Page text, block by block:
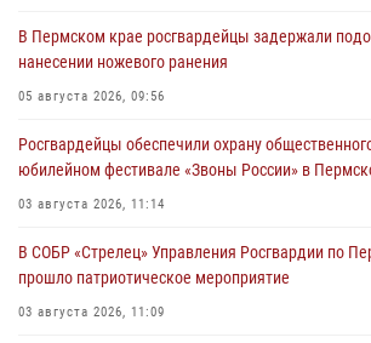
В Пермском крае росгвардейцы задержали
нанесении ножевого ранения
05 августа 2026, 09:56
Росгвардейцы обеспечили охрану
юбилейном фестивале «Звоны России» в
03 августа 2026, 11:14
В СОБР «Стрелец» Управления Росгвардии по
прошло патриотическое мероприятие
03 августа 2026, 11:09